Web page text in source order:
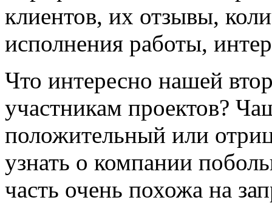
клиентов, их отзывы,
исполнения работы,
Что интересно нашей
участникам проектов?
положительный или
узнать о компании
часть очень похожа на